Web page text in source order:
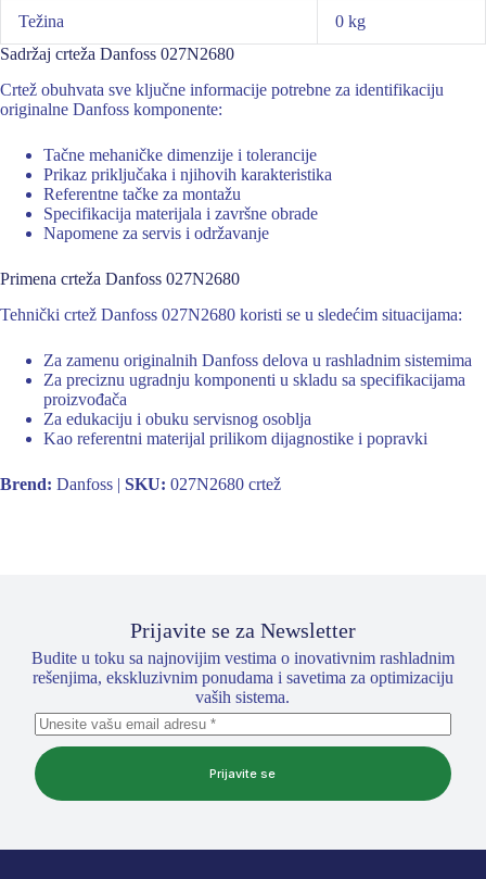
Težina
0 kg
Sadržaj crteža Danfoss 027N2680
Crtež obuhvata sve ključne informacije potrebne za identifikaciju
originalne Danfoss komponente:
Tačne mehaničke dimenzije i tolerancije
Prikaz priključaka i njihovih karakteristika
Referentne tačke za montažu
Specifikacija materijala i završne obrade
Napomene za servis i održavanje
Primena crteža Danfoss 027N2680
Tehnički crtež Danfoss 027N2680 koristi se u sledećim situacijama:
Za zamenu originalnih Danfoss delova u rashladnim sistemima
Za preciznu ugradnju komponenti u skladu sa specifikacijama
proizvođača
Za edukaciju i obuku servisnog osoblja
Kao referentni materijal prilikom dijagnostike i popravki
Brend: Danfoss | SKU: 027N2680 crtež
Prijavite se za Newsletter
Budite u toku sa najnovijim vestima o inovativnim rashladnim
rešenjima, ekskluzivnim ponudama i savetima za optimizaciju
vaših sistema.
Prijavite se